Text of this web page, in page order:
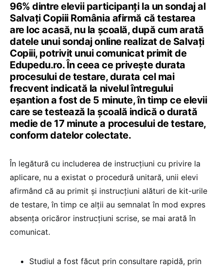
96% dintre elevii participanți la un sondaj al
Salvați Copiii România afirmă că testarea
are loc acasă, nu la școală, după cum arată
datele unui sondaj online realizat de Salvați
Copiii, potrivit unui comunicat primit de
Edupedu.ro. În ceea ce privește durata
procesului de testare, durata cel mai
frecvent indicată la nivelul întregului
eșantion a fost de 5 minute, în timp ce elevii
care se testează la școală indică o durată
medie de 17 minute a procesului de testare,
conform datelor colectate.
În legătură cu includerea de instrucțiuni cu privire la
aplicare, nu a existat o procedură unitară, unii elevi
afirmând că au primit și instrucțiuni alături de kit-urile
de testare, în timp ce alții au semnalat în mod expres
absența oricăror instrucțiuni scrise, se mai arată în
comunicat.
Studiul a fost făcut prin consultare rapidă, prin